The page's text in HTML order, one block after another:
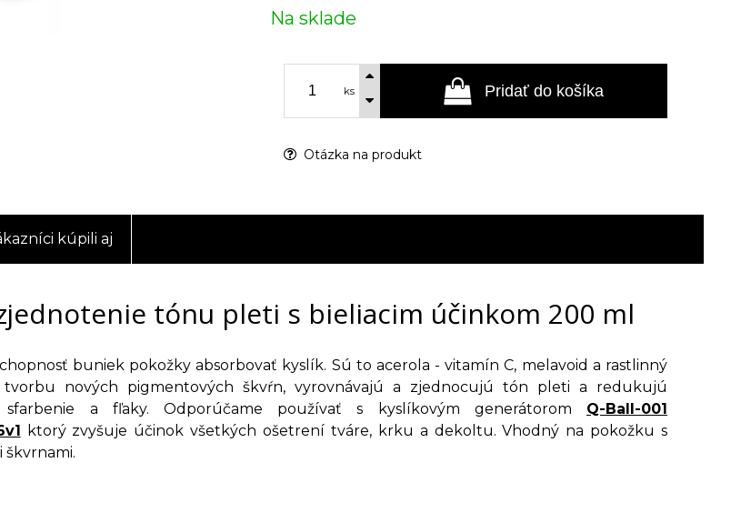
Na sklade
ks Pridať do košíka
Otázka na produkt
kúpili aj
tónu pleti s bieliacim účinkom 200 ml
buniek pokožky absorbovať kyslík. Sú to acerola - vitamín C, melavoid a rastlinný
nových pigmentových škvŕn, vyrovnávajú a zjednocujú tón pleti a redukujú
sfarbenie a fľaky. Odporúčame používať s kyslíkovým generátorom Q-Ball-001
ktorý zvyšuje účinok všetkých ošetrení tváre, krku a dekoltu. Vhodný na pokožku s
škvrnami.